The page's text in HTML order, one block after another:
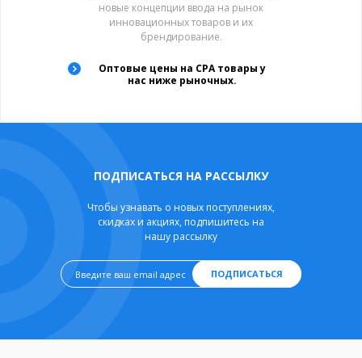
новые концепции ввода на рынок
инновационных товаров и их
брендирование.
Оптовые цены на CPA товары у
нас ниже рыночных.
ПОДПИСАТЬСЯ НА РАССЫЛКУ
Чтобы узнавать о новых поступлениях,
скидках и акциях, подпишитесь на
нашу рассылку
ПОДПИСАТЬСЯ